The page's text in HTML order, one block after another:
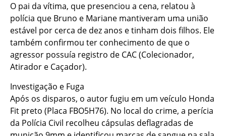
O pai da vítima, que presenciou a cena, relatou à
polícia que Bruno e Mariane mantiveram uma união
estável por cerca de dez anos e tinham dois filhos. Ele
também confirmou ter conhecimento de que o
agressor possuía registro de CAC (Colecionador,
Atirador e Caçador).
Investigação e Fuga
Após os disparos, o autor fugiu em um veículo Honda
Fit preto (Placa FBO5H76). No local do crime, a perícia
da Polícia Civil recolheu cápsulas deflagradas de